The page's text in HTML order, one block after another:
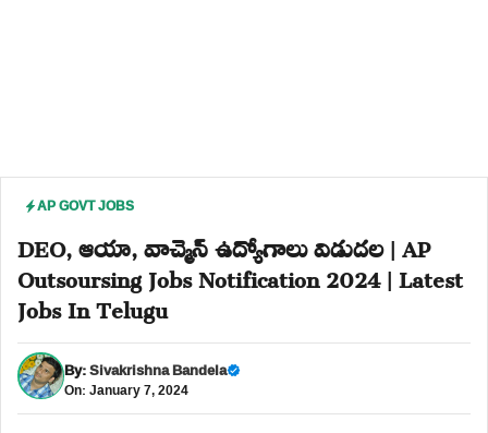
AP GOVT JOBS
DEO, ఆయా, వాచ్మెన్ ఉద్యోగాలు విడుదల | AP
Outsoursing Jobs Notification 2024 | Latest
Jobs In Telugu
By:Sivakrishna Bandela
On: January 7, 2024